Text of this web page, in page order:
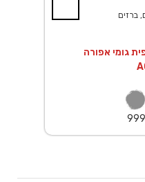
ברזים
גומי אפורה